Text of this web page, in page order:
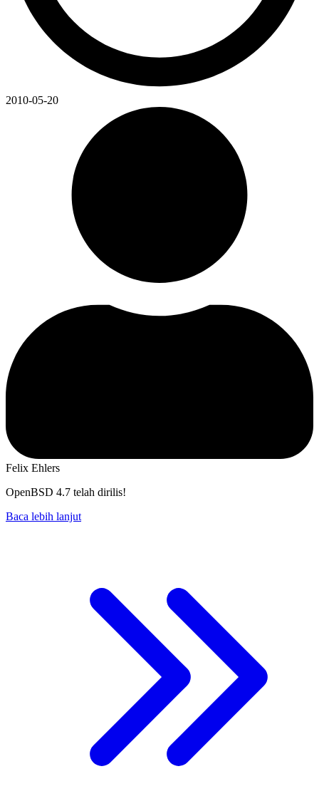
2010-05-20
Felix Ehlers
OpenBSD 4.7 telah dirilis!
Baca lebih lanjut